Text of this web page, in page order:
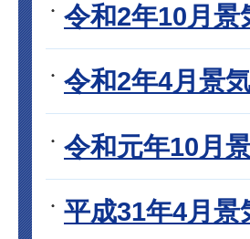
令和2年10月景
令和2年4月景
令和元年10月
平成31年4月景